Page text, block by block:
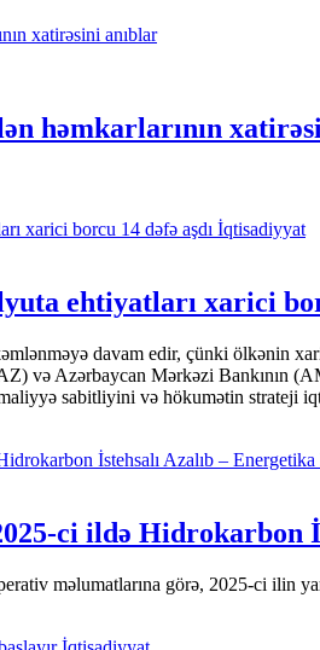
həmkarlarının
İqtisadiyyat
ehtiyatları xarici
davam edir, çünki ölkənin
və Azərbaycan Mərkəzi Bankının
sabitliyini və hökumətin strateji
ci ildə Hidrokarbon
məlumatlarına görə, 2025-ci ilin